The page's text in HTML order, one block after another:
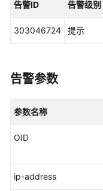
解
方
华
坤
乾
告警ID 告警级别
303046724 提示
告警参数
参数名称
OID
ip-address